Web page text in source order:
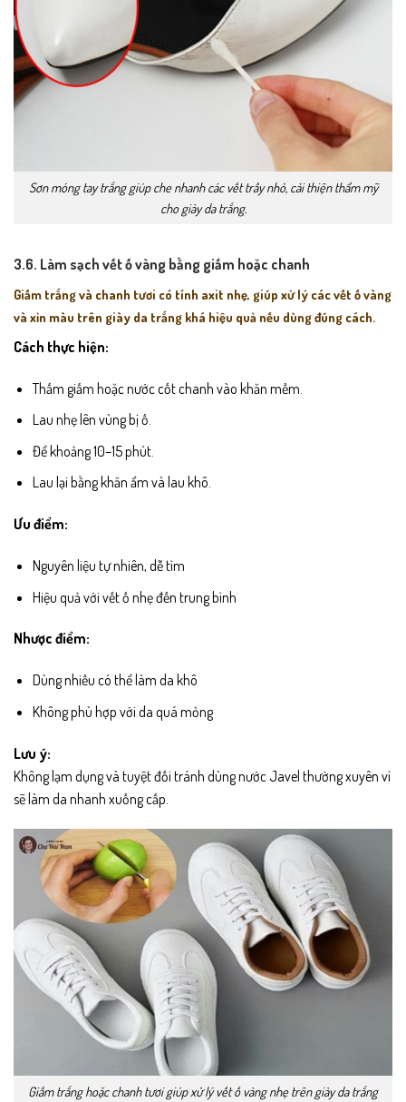
Sơn móng tay trắng giúp che nhanh các vết trầy nhỏ, cải thiện thẩm mỹ
cho giày da trắng.
3.6. Làm sạch vết ố vàng bằng giấm hoặc chanh
Giấm trắng và chanh tươi có tính axit nhẹ, giúp xử lý các vết ố vàng
và xỉn màu trên giày da trắng khá hiệu quả nếu dùng đúng cách.
Cách thực hiện:
Thấm giấm hoặc nước cốt chanh vào khăn mềm.
Lau nhẹ lên vùng bị ố.
Để khoảng 10–15 phút.
Lau lại bằng khăn ẩm và lau khô.
Ưu điểm:
Nguyên liệu tự nhiên, dễ tìm
Hiệu quả với vết ố nhẹ đến trung bình
Nhược điểm:
Dùng nhiều có thể làm da khô
Không phù hợp với da quá mỏng
Lưu ý:
Không lạm dụng và tuyệt đối tránh dùng nước Javel thường xuyên vì
sẽ làm da nhanh xuống cấp.
Giấm trắng hoặc chanh tươi giúp xử lý vết ố vàng nhẹ trên giày da trắng